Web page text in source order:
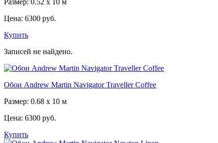
Размер: 0.52 x 10 м
Цена: 6300 руб.
Купить
Записей не найдено.
Обои Andrew Martin Navigator Traveller Coffee
Размер: 0.68 x 10 м
Цена: 6300 руб.
Купить